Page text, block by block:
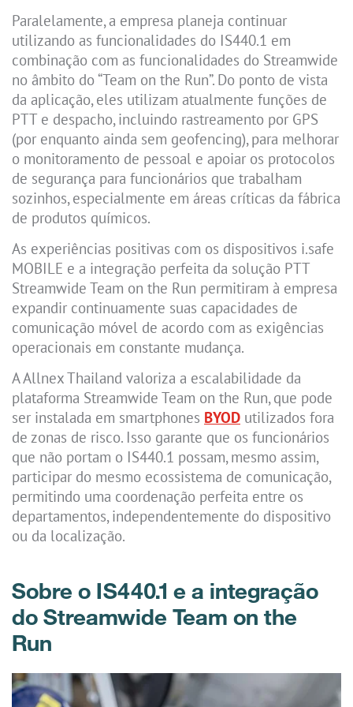
Paralelamente, a empresa planeja continuar
utilizando as funcionalidades do IS440.1 em
combinação com as funcionalidades do Streamwide
no âmbito do “Team on the Run”. Do ponto de vista
da aplicação, eles utilizam atualmente funções de
PTT e despacho, incluindo rastreamento por GPS
(por enquanto ainda sem geofencing), para melhorar
o monitoramento de pessoal e apoiar os protocolos
de segurança para funcionários que trabalham
sozinhos, especialmente em áreas críticas da fábrica
de produtos químicos.
As experiências positivas com os dispositivos i.safe
MOBILE e a integração perfeita da solução PTT
Streamwide Team on the Run permitiram à empresa
expandir continuamente suas capacidades de
comunicação móvel de acordo com as exigências
operacionais em constante mudança.
A Allnex Thailand valoriza a escalabilidade da
plataforma Streamwide Team on the Run, que pode
ser instalada em smartphones BYOD utilizados fora
de zonas de risco. Isso garante que os funcionários
que não portam o IS440.1 possam, mesmo assim,
participar do mesmo ecossistema de comunicação,
permitindo uma coordenação perfeita entre os
departamentos, independentemente do dispositivo
ou da localização.
Sobre o IS440.1 e a integração
do Streamwide Team on the
Run